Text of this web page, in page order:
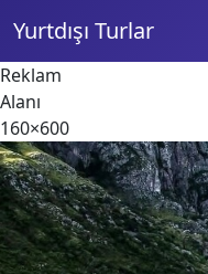
Yurtdışı Turlar
Reklam
Alanı
160×600